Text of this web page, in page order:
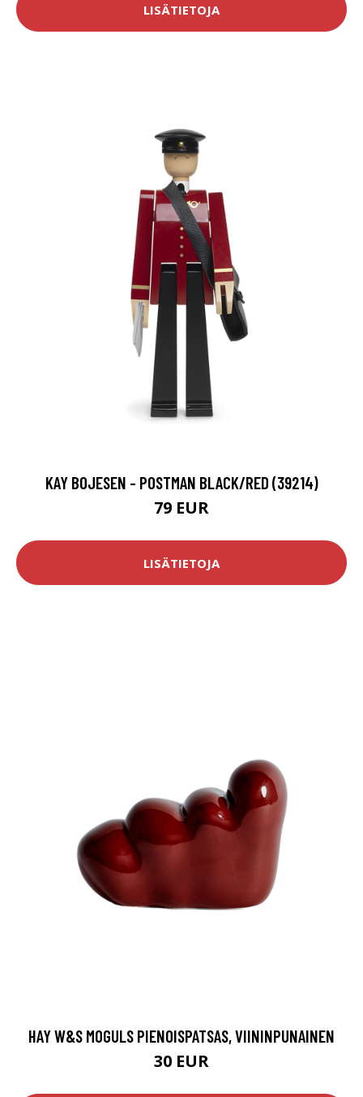
LISÄTIETOJA
KAY BOJESEN - POSTMAN BLACK/RED (39214)
79 EUR
LISÄTIETOJA
HAY W&S MOGULS PIENOISPATSAS, VIININPUNAINEN
30 EUR